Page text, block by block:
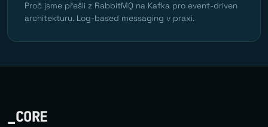
Proč jsme přešli z RabbitMQ na Kafka pro event-driven
architekturu. Log-based messaging v praxi.
_CORE